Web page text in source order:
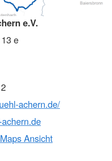
e.V.
e
achern.de/
Ansicht